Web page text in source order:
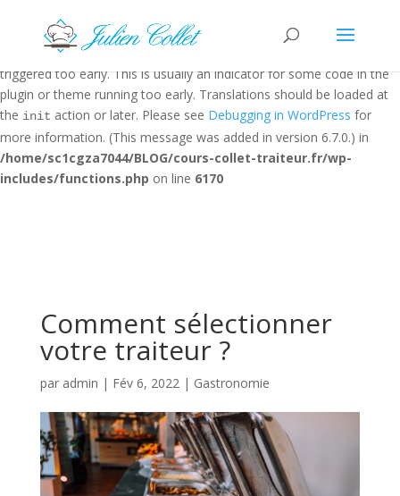
: Function _load_textdomain_just_in_time was called
incorrectly. Translation loading for the
triggered too early. This is usually an indicator for some code in the
plugin or theme running too early. Translations should be loaded at
the init action or later. Please see Debugging in WordPress for
more information. (This message was added in version 6.7.0.) in
/home/sc1cgza7044/BLOG/cours-collet-traiteur.fr/wp-
includes/functions.php on line 6170
Comment sélectionner
votre traiteur ?
par admin | Fév 6, 2022| Gastronomie